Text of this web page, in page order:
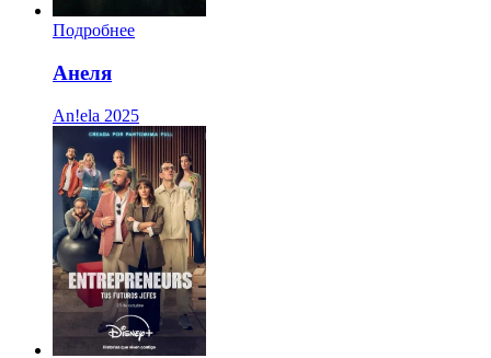
Подробнее
Анеля
An!ela 2025